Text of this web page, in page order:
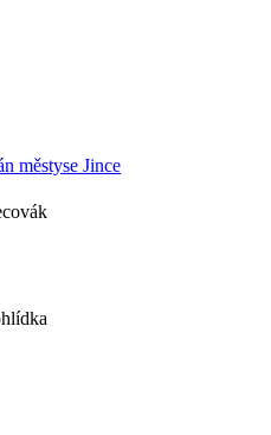
městyse Jince